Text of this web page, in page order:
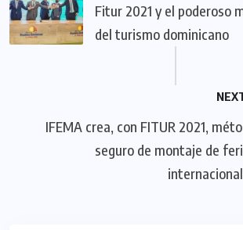
Fitur 2021 y el poderoso
del turismo dominicano
IFEMA crea, con FITUR 2021,
seguro de montaje de